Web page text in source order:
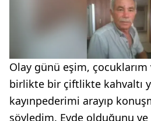
Olay günü eşim, çocuklarım
birlikte bir çiftlikte kahvaltı
kayınpederimi arayıp
söyledim. Evde olduğunu